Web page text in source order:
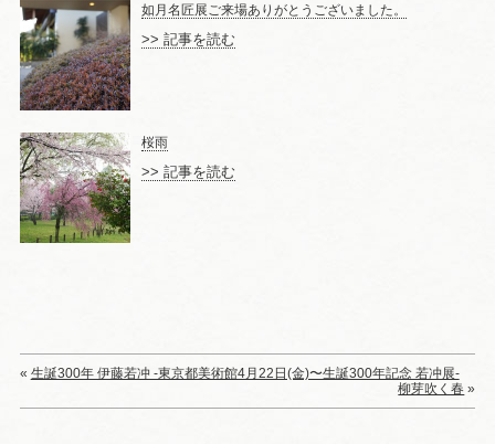
如月名匠展ご来場ありがとうございました。
>> 記事を読む
桜雨
>> 記事を読む
« 生誕300年 伊藤若冲 -東京都美術館4月22日(金)〜生誕300年記念 若冲展-
柳芽吹く春 »